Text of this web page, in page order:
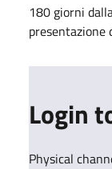
180 giorni
presentazione
Login
Physical